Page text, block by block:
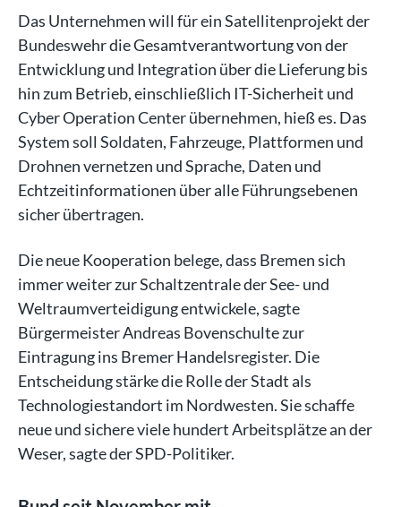
Das Unternehmen will für ein Satellitenprojekt der
Bundeswehr die Gesamtverantwortung von der
Entwicklung und Integration über die Lieferung bis
hin zum Betrieb, einschließlich IT-Sicherheit und
Cyber Operation Center übernehmen, hieß es. Das
System soll Soldaten, Fahrzeuge, Plattformen und
Drohnen vernetzen und Sprache, Daten und
Echtzeitinformationen über alle Führungsebenen
sicher übertragen.
Die neue Kooperation belege, dass Bremen sich
immer weiter zur Schaltzentrale der See- und
Weltraumverteidigung entwickele, sagte
Bürgermeister Andreas Bovenschulte zur
Eintragung ins Bremer Handelsregister. Die
Entscheidung stärke die Rolle der Stadt als
Technologiestandort im Nordwesten. Sie schaffe
neue und sichere viele hundert Arbeitsplätze an der
Weser, sagte der SPD-Politiker.